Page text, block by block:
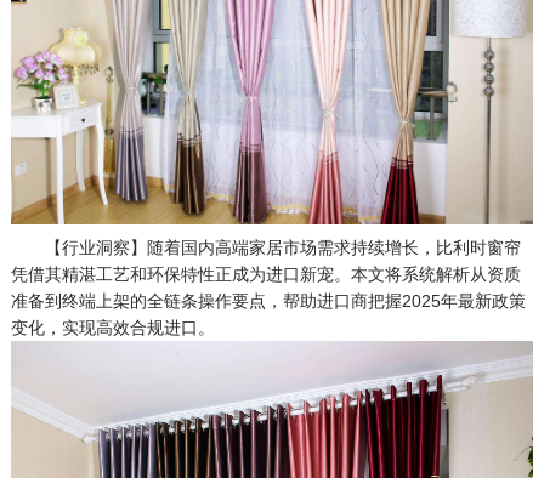
【行业洞察】随着国内高端家居市场需求持续增长，比利时窗帘
凭借其精湛工艺和环保特性正成为进口新宠。本文将系统解析从资质
准备到终端上架的全链条操作要点，帮助进口商把握2025年最新政策
变化，实现高效合规进口。